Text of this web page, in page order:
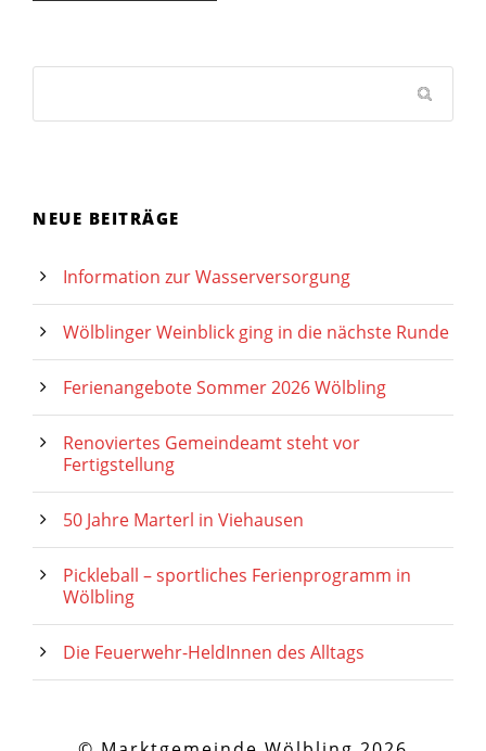
NEUE BEITRÄGE
Information zur Wasserversorgung
Wölblinger Weinblick ging in die nächste Runde
Ferienangebote Sommer 2026 Wölbling
Renoviertes Gemeindeamt steht vor
Fertigstellung
50 Jahre Marterl in Viehausen
Pickleball – sportliches Ferienprogramm in
Wölbling
Die Feuerwehr-HeldInnen des Alltags